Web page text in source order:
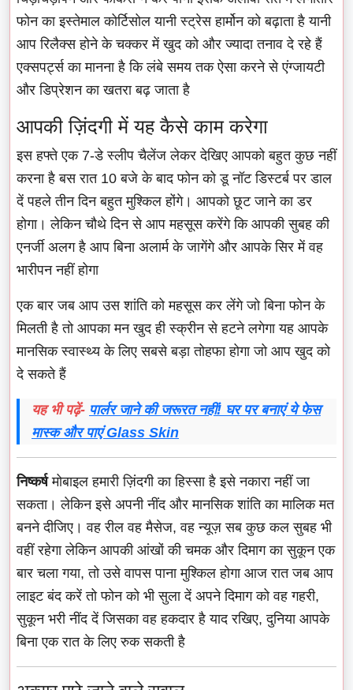
फोन का इस्तेमाल कोर्टिसोल यानी स्ट्रेस हार्मोन को बढ़ाता है यानी
आप रिलैक्स होने के चक्कर में खुद को और ज्यादा तनाव दे रहे हैं
एक्सपर्ट्स का मानना है कि लंबे समय तक ऐसा करने से एंग्जायटी
और डिप्रेशन का खतरा बढ़ जाता है
आपकी ज़िंदगी में यह कैसे काम करेगा
इस हफ्ते एक 7-डे स्लीप चैलेंज लेकर देखिए आपको बहुत कुछ नहीं
करना है बस रात 10 बजे के बाद फोन को डू नॉट डिस्टर्ब पर डाल
दें पहले तीन दिन बहुत मुश्किल होंगे। आपको छूट जाने का डर
होगा। लेकिन चौथे दिन से आप महसूस करेंगे कि आपकी सुबह की
एनर्जी अलग है आप बिना अलार्म के जागेंगे और आपके सिर में वह
भारीपन नहीं होगा
एक बार जब आप उस शांति को महसूस कर लेंगे जो बिना फोन के
मिलती है तो आपका मन खुद ही स्क्रीन से हटने लगेगा यह आपके
मानसिक स्वास्थ्य के लिए सबसे बड़ा तोहफा होगा जो आप खुद को
दे सकते हैं
यह भी पढ़ें- पार्लर जाने की जरूरत नहीं! घर पर बनाएं ये फेस
मास्क और पाएं Glass Skin
निष्कर्षमोबाइल हमारी ज़िंदगी का हिस्सा है इसे नकारा नहीं जा
सकता। लेकिन इसे अपनी नींद और मानसिक शांति का मालिक मत
बनने दीजिए। वह रील वह मैसेज, वह न्यूज़ सब कुछ कल सुबह भी
वहीं रहेगा लेकिन आपकी आंखों की चमक और दिमाग का सुकून एक
बार चला गया, तो उसे वापस पाना मुश्किल होगा आज रात जब आप
लाइट बंद करें तो फोन को भी सुला दें अपने दिमाग को वह गहरी,
सुकून भरी नींद दें जिसका वह हकदार है याद रखिए, दुनिया आपके
बिना एक रात के लिए रुक सकती है